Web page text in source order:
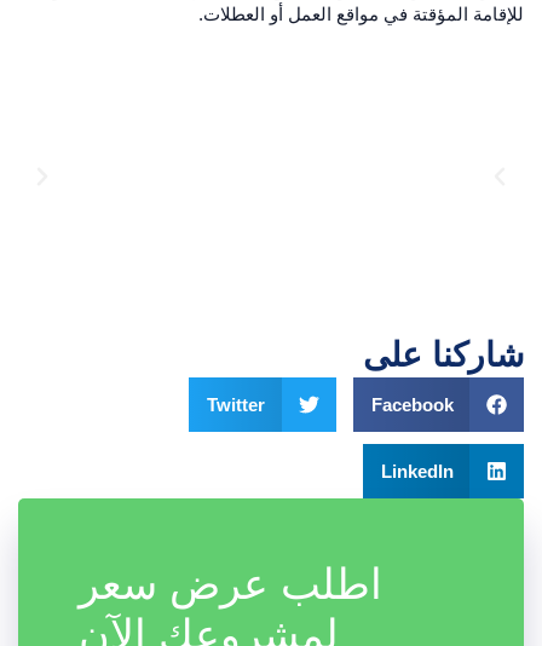
للإقامة المؤقتة في مواقع العمل أو العطلات.
شاركنا على
Facebook
Twitter
LinkedIn
اطلب عرض سعر
لمشروعك الآن